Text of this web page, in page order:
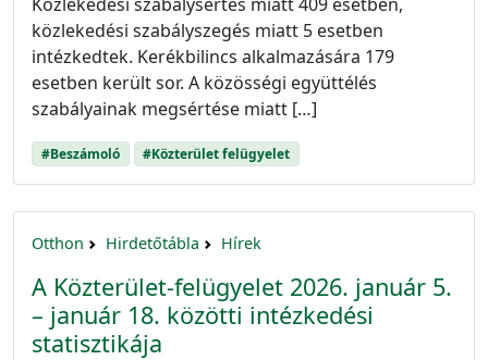
közlekedési szabályszegés miatt 5 esetben
intézkedtek. Kerékbilincs alkalmazására 179
esetben került sor. A közösségi együttélés
szabályainak megsértése miatt […]
#Beszámoló #Közterület felügyelet
Otthon Hirdetőtábla Hírek
A Közterület-felügyelet 2026. január 5.
– január 18. közötti intézkedési
statisztikája